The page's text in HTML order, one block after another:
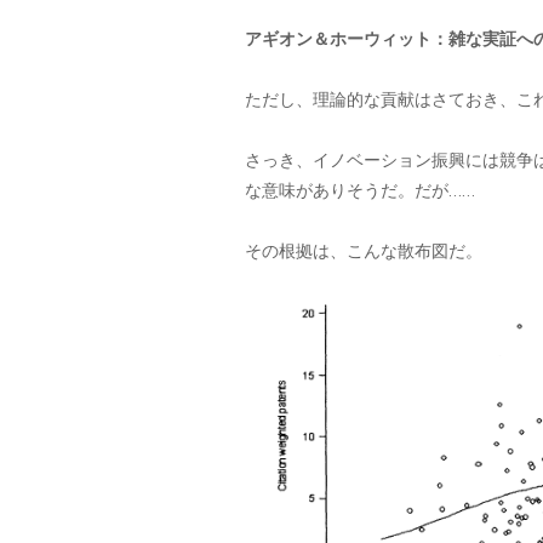
アギオン＆ホーウィット：雑な実証へ
ただし、理論的な貢献はさておき、
さっき、イノベーション振興には競
な意味がありそうだ。だが……
その根拠は、こんな散布図だ。